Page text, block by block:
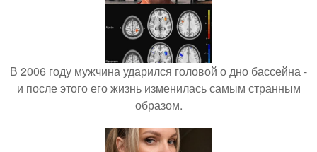
В 2006 году мужчина ударился головой о дно бассейна -
и после этого его жизнь изменилась самым странным
образом.